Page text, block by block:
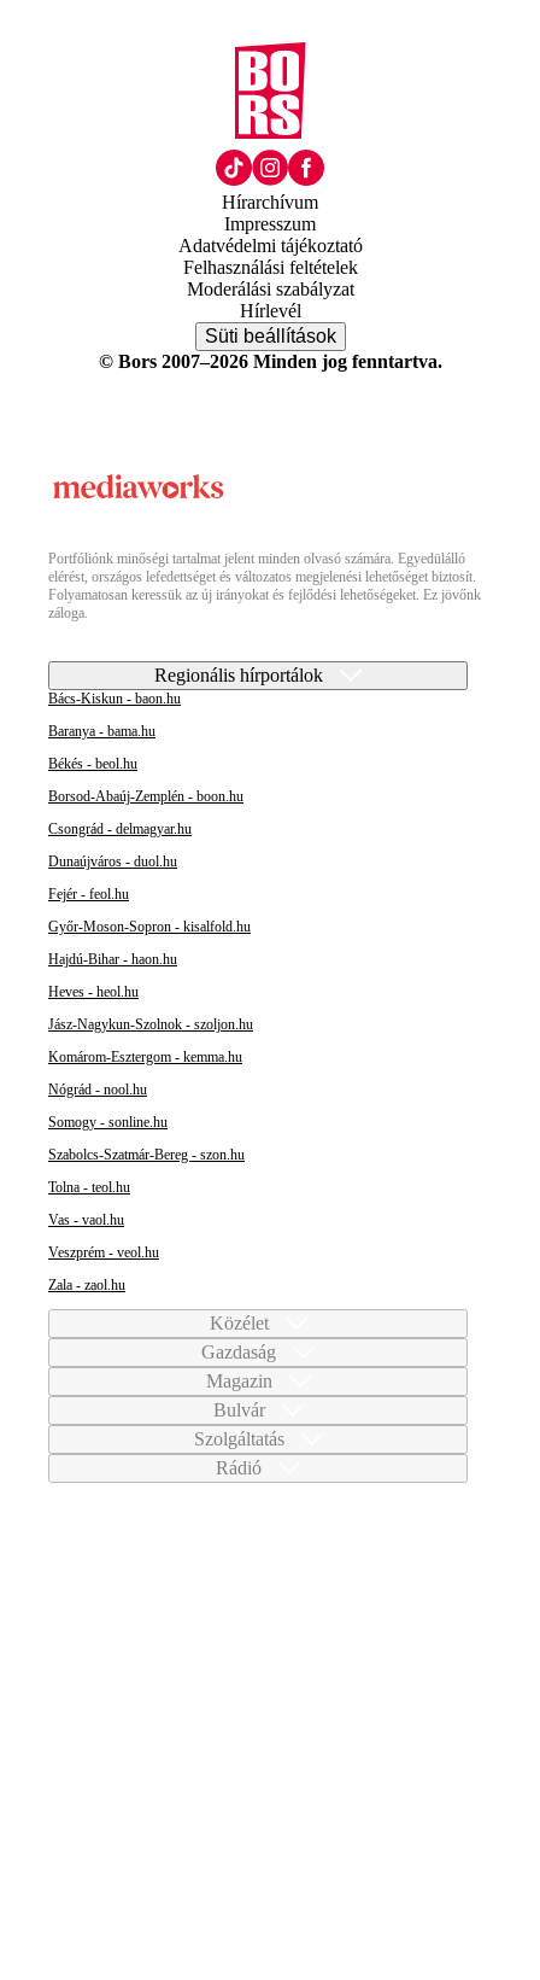
Hírarchívum
Impresszum
Adatvédelmi tájékoztató
Felhasználási feltételek
Moderálási szabályzat
Hírlevél
Süti beállítások
© Bors 2007–2026 Minden jog fenntartva.
Portfóliónk minőségi tartalmat jelent minden olvasó számára. Egyedülálló
elérést, országos lefedettséget és változatos megjelenési lehetőséget biztosít.
Folyamatosan keressük az új irányokat és fejlődési lehetőségeket. Ez jövőnk
záloga.
Regionális hírportálok
Bács-Kiskun - baon.hu
Baranya - bama.hu
Békés - beol.hu
Borsod-Abaúj-Zemplén - boon.hu
Csongrád - delmagyar.hu
Dunaújváros - duol.hu
Fejér - feol.hu
Győr-Moson-Sopron - kisalfold.hu
Hajdú-Bihar - haon.hu
Heves - heol.hu
Jász-Nagykun-Szolnok - szoljon.hu
Komárom-Esztergom - kemma.hu
Nógrád - nool.hu
Somogy - sonline.hu
Szabolcs-Szatmár-Bereg - szon.hu
Tolna - teol.hu
Vas - vaol.hu
Veszprém - veol.hu
Zala - zaol.hu
Közélet
Gazdaság
Magazin
Bulvár
Szolgáltatás
Rádió